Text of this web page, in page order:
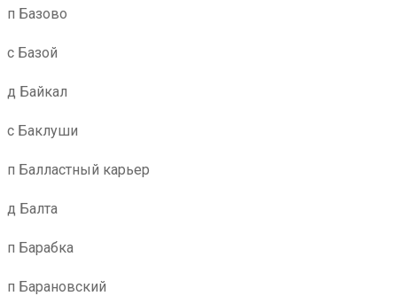
п Базово
с Базой
д Байкал
с Баклуши
п Балластный карьер
д Балта
п Барабка
п Барановский